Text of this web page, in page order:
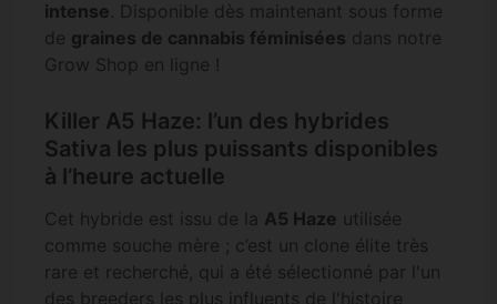
intense. Disponible dès maintenant sous forme
de graines de cannabis féminisées dans notre
Grow Shop en ligne !
Killer A5 Haze: l’un des hybrides
Sativa les plus puissants disponibles
à l’heure actuelle
Cet hybride est issu de la A5 Haze utilisée
comme souche mère ; c’est un clone élite très
rare et recherché, qui a été sélectionné par l'un
des breeders les plus influents de l'histoire